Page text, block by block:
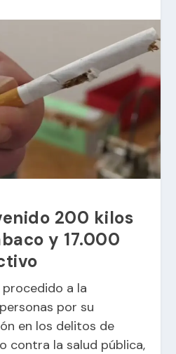
200 kilos
y 17.000
procedido a la
por su
en los delitos de
contra la salud pública,